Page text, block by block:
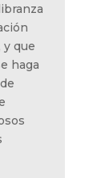
y que
haga